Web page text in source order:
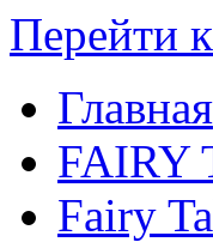
Перейти
Главная
FAIRY
Fairy